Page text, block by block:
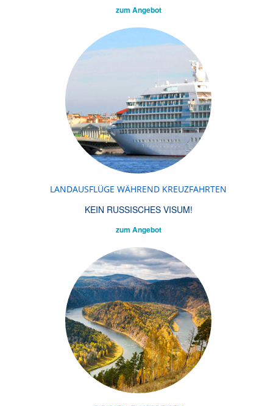
zum Angebot
LANDAUSFLÜGE WÄHREND KREUZFAHRTEN
KEIN RUSSISCHES VISUM!
zum Angebot